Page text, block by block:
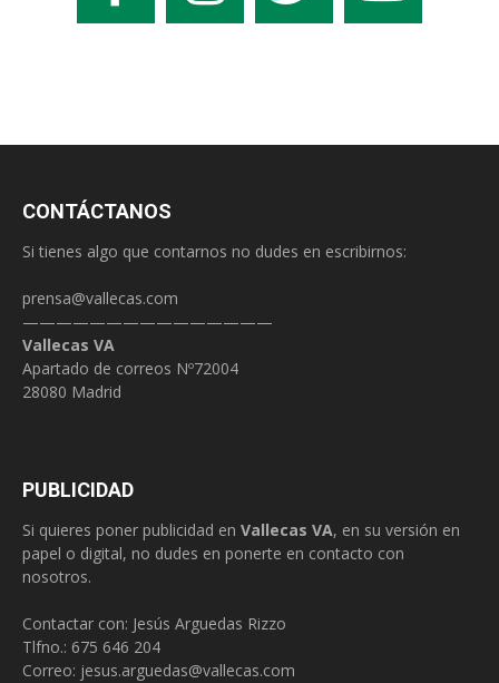
CONTÁCTANOS
Si tienes algo que contarnos no dudes en escribirnos:
prensa@vallecas.com
———————————————
Vallecas VA
Apartado de correos Nº72004
28080 Madrid
PUBLICIDAD
Si quieres poner publicidad en Vallecas VA, en su versión en
papel o digital, no dudes en ponerte en contacto con
nosotros.
Contactar con: Jesús Arguedas Rizzo
Tlfno.: 675 646 204
Correo: jesus.arguedas@vallecas.com